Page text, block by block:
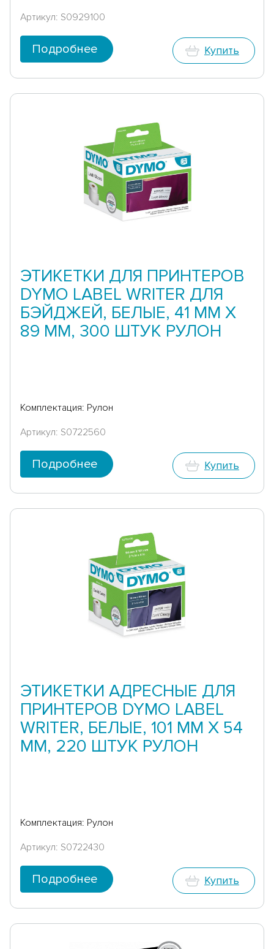
Артикул: S0929100
Подробнее Купить
ЭТИКЕТКИ ДЛЯ ПРИНТЕРОВ
DYMO LABEL WRITER ДЛЯ
БЭЙДЖЕЙ, БЕЛЫЕ, 41 ММ X
89 ММ, 300 ШТУК РУЛОН
Комплектация: Рулон
Артикул: S0722560
Подробнее Купить
ЭТИКЕТКИ АДРЕСНЫЕ ДЛЯ
ПРИНТЕРОВ DYMO LABEL
WRITER, БЕЛЫЕ, 101 ММ Х 54
ММ, 220 ШТУК РУЛОН
Комплектация: Рулон
Артикул: S0722430
Подробнее Купить